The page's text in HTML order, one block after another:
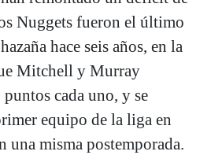
Nuggets fueron el último
hace seis años, en la
Mitchell y Murray
cada uno, y se
equipo de la liga en
una misma postemporada.